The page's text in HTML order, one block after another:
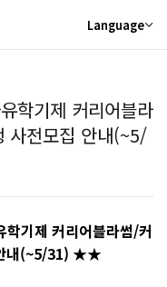
Language
학기제 커리어블라
사전모집 안내(~5/
기제 커리어블라썸/커
안내(~5/31) ★★